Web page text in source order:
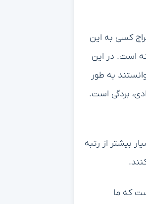
کسی به این
است. در این
به طور
بردگی است.
بیشتر از رتبه
که ما